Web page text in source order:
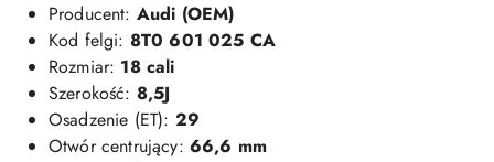
Producent: Audi (OEM)
Kod felgi: 8T0 601 025 CA
Rozmiar: 18 cali
Szerokość: 8,5J
Osadzenie (ET): 29
Otwór centrujący: 66,6 mm